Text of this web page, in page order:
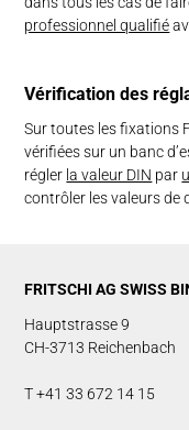
professionnel qualifié
Vé­rifi­ca­tion des
Sur toutes les fixations
vérifiées sur un banc
régler la valeur DIN par
contrôler les valeurs de
FRITSCHI AG SWISS
Hauptstrasse 9
CH-3713 Reichenbach
T +41 33 672 14 15